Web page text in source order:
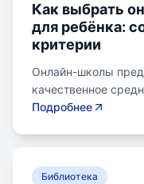
Как выбрать
для ребёнка:
критерии
Онлайн-школы
качественное
без привязки к
предпочитаемую
Подробнее
Библиотека